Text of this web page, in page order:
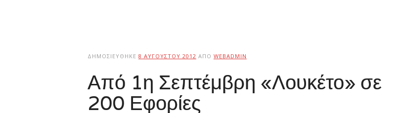
ΔΗΜΟΣΙΕΎΘΗΚΕ 8 ΑΥΓΟΎΣΤΟΥ 2012 ΑΠΌ WEBADMIN
Από 1η Σεπτέμβρη «Λουκέτο» σε
200 Εφορίες